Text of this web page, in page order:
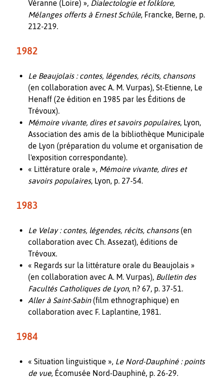
Véranne (Loire) », Dialectologie et folklore,
Mélanges offerts à Ernest Schüle, Francke, Berne, p.
212-219.
1982
Le Beaujolais : contes, légendes, récits, chansons
(en collaboration avec A. M. Vurpas), St-Etienne, Le
Henaff (2e édition en 1985 par les Éditions de
Trévoux).
Mémoire vivante, dires et savoirs populaires, Lyon,
Association des amis de la bibliothèque Municipale
de Lyon (préparation du volume et organisation de
l'exposition correspondante).
« Littérature orale », Mémoire vivante, dires et
savoirs populaires, Lyon, p. 27-54.
1983
Le Velay : contes, légendes, récits, chansons(en
collaboration avec Ch. Assezat), éditions de
Trévoux.
« Regards sur la littérature orale du Beaujolais »
(en collaboration avec A. M. Vurpas), Bulletin des
Facultés Catholiques de Lyon, n? 67, p. 37-51.
Aller à Saint-Sabin(film ethnographique) en
collaboration avec F. Laplantine, 1981.
1984
« Situation linguistique », Le Nord-Dauphiné : points
de vue, Écomusée Nord-Dauphiné, p. 26-29.